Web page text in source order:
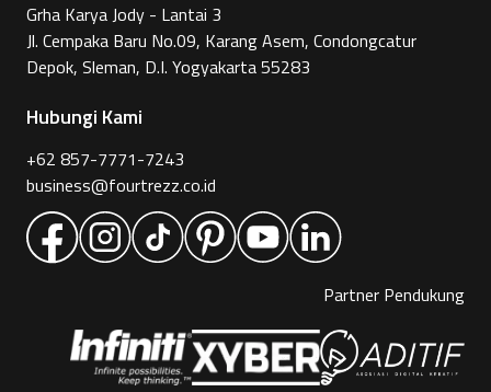
Grha Karya Jody - Lantai 3
Jl. Cempaka Baru No.09, Karang Asem, Condongcatur
Depok, Sleman, D.I. Yogyakarta 55283
Hubungi Kami
+62 857-7771-7243
business@fourtrezz.co.id
Partner Pendukung